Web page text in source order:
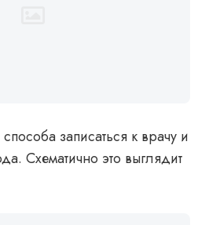
записаться к врачу и
Схематично это выглядит